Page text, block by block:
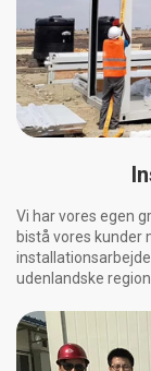
Vi har vores egen
bistå vores kunder
udenlandske